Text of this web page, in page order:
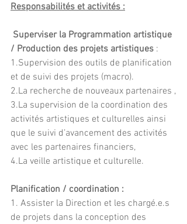
Responsabilités et activités :
Superviser la Programmation artistique
/ Production des projets artistiques :
1.Supervision des outils de planification
et de suivi des projets (macro).
2.La recherche de nouveaux partenaires ,
3.La supervision de la coordination des
activités artistiques et culturelles ainsi
que le suivi d’avancement des activités
avec les partenaires financiers,
4.La veille artistique et culturelle.
Planification / coordination :
1. Assister la Direction et les chargé.e.s
de projets dans la conception des